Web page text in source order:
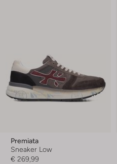
Premiata
Sneaker Low
€ 269,99